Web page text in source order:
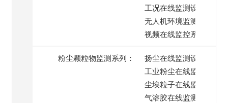
工况在线监测设备
无人机环境监测仪
视频在线监控系统
粉尘颗粒物监测系列：
扬尘在线监测设备
工业粉尘在线监测
尘埃粒子在线监测系统
气溶胶在线监测